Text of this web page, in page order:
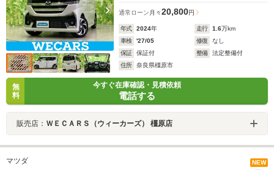
通常ローン 月々20,800円
年式 2024年 走行 1.6万km
車検
'27/05 修復
なし
保証
保証付 整備
法定整備付
住所
奈良県橿原市
無
料
今すぐ在庫確認・見積依頼
電話する
販売店： ＷＥＣＡＲＳ（ウィーカーズ） 橿原店
マツダ NEW